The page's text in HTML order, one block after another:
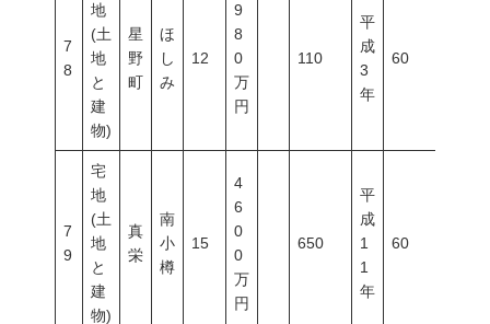
7
8
地
(土
地
と
建
物)
星
野
町
ほ
し
み
12
9
8
0
万
円
110
平
成
3
年
60
7
9
宅
地
(土
地
と
建
物)
真
栄
南
小
樽
15
4
6
0
0
万
円
650
平
成
1
1
年
60